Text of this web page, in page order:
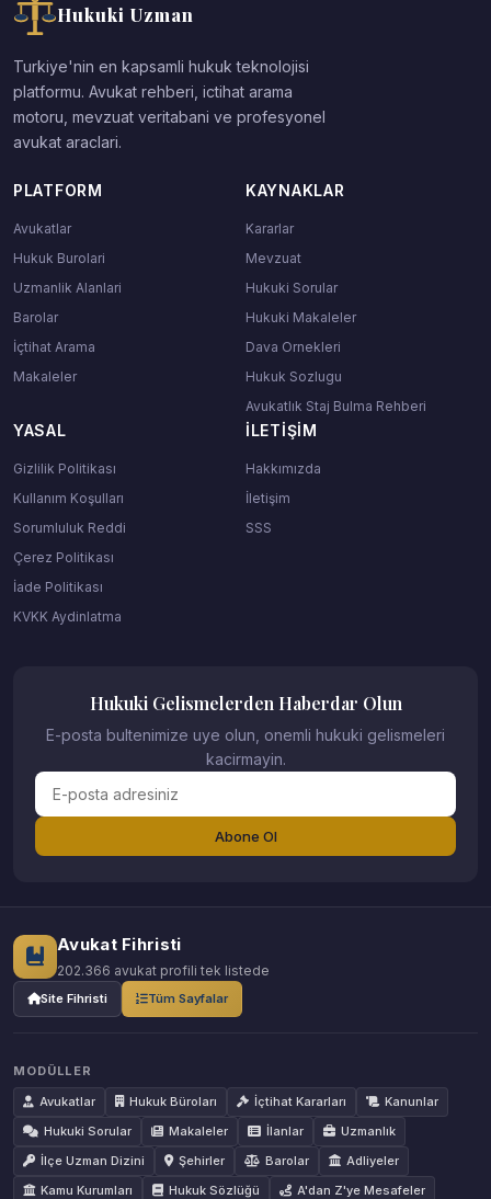
Hukuki Uzman
Turkiye'nin en kapsamli hukuk teknolojisi
platformu. Avukat rehberi, ictihat arama
motoru, mevzuat veritabani ve profesyonel
avukat araclari.
PLATFORM
Avukatlar
Hukuk Burolari
Uzmanlik Alanlari
Barolar
İçtihat Arama
Makaleler
KAYNAKLAR
Kararlar
Mevzuat
Hukuki Sorular
Hukuki Makaleler
Dava Ornekleri
Hukuk Sozlugu
Avukatlık Staj Bulma Rehberi
YASAL
Gizlilik Politikası
Kullanım Koşulları
Sorumluluk Reddi
Çerez Politikası
İade Politikası
KVKK Aydinlatma
İLETIŞIM
Hakkımızda
İletişim
SSS
Hukuki Gelismelerden Haberdar Olun
E-posta bultenimize uye olun, onemli hukuki gelismeleri
kacirmayin.
Abone Ol
Avukat Fihristi
202.366 avukat profili tek listede
Site Fihristi Tüm Sayfalar
MODÜLLER
Avukatlar
Hukuk Büroları İçtihat Kararları
Kanunlar
Hukuki Sorular
Makaleler İlanlar
Uzmanlık
İlçe Uzman Dizini
Şehirler Barolar
Adliyeler
Kamu Kurumları
Hukuk Sözlüğü
A'dan Z'ye Mesafeler